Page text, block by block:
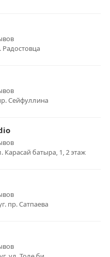
Радостовца
Сейфуллина
Карасай батыра, 1, 2 этаж
пр. Сатпаева